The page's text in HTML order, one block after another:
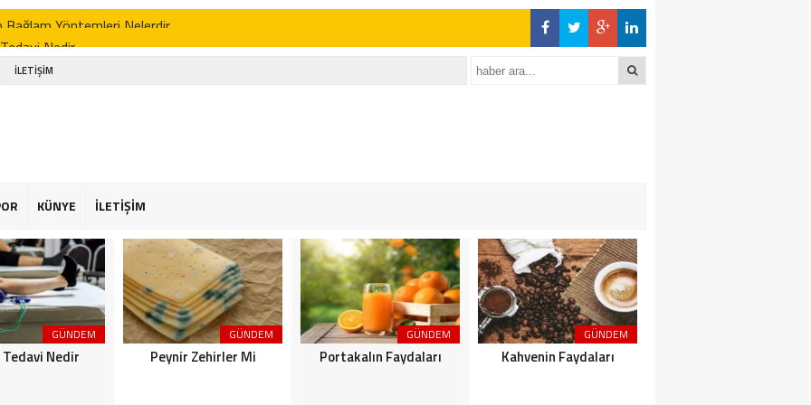
Bağlam Yöntemleri Nelerdir
Nedir
Zehirler Mi
Faydaları
Şekeriniz Olabilir! İnteraktif Öğren
Osimhen Kimdir
İLETİŞİM
KÜNYE İLETİŞİM
GÜNDEM
Nedir
GÜNDEM
Peynir Zehirler Mi
GÜNDEM
Portakalın Faydaları
GÜNDEM
Kahvenin Faydaları